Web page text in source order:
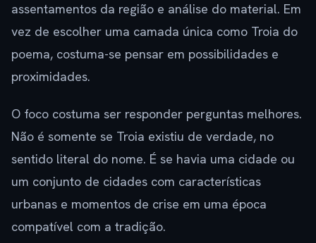
assentamentos da região e análise do material. Em
vez de escolher uma camada única como Troia do
poema, costuma-se pensar em possibilidades e
proximidades.
O foco costuma ser responder perguntas melhores.
Não é somente se Troia existiu de verdade, no
sentido literal do nome. É se havia uma cidade ou
um conjunto de cidades com características
urbanas e momentos de crise em uma época
compatível com a tradição.